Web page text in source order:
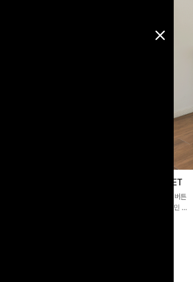
제딧레이어드 블라우스+플레어팬츠SET
[완성도높은💗]레이어드한 듯 자연스러운 나시와 버튼
원피스가 함께 구성된 세트 아이템입니다. 코디 고민 없